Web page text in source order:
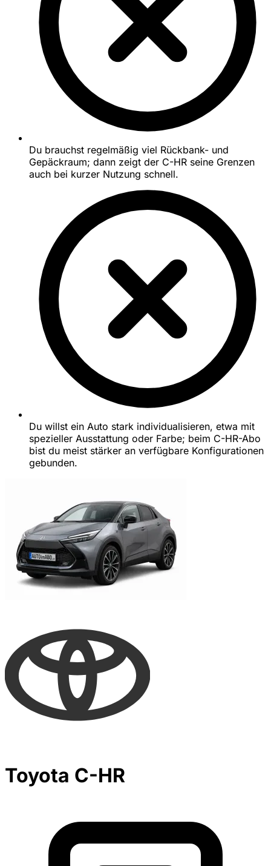
Du brauchst regelmäßig viel Rückbank- und
Gepäckraum; dann zeigt der C-HR seine Grenzen
auch bei kurzer Nutzung schnell.
Du willst ein Auto stark individualisieren, etwa mit
spezieller Ausstattung oder Farbe; beim C-HR-Abo
bist du meist stärker an verfügbare Konfigurationen
gebunden.
Toyota C-HR